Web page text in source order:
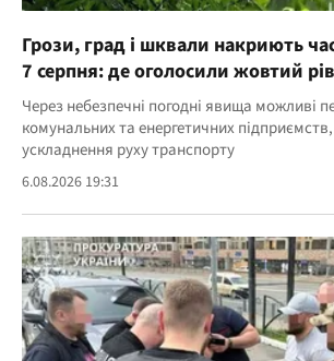
Грози, град і шквали накриють
7 серпня: де оголосили жовтий
Через небезпечні погодні явища можливі
комунальних та енергетичних
ускладнення руху транспорту
6.08.2026 19:31